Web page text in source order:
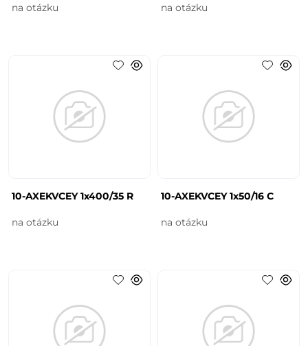
na otázku na otázku
10-AXEKVCEY 1x400/35 R
na otázku
10-AXEKVCEY 1x50/16 C
na otázku